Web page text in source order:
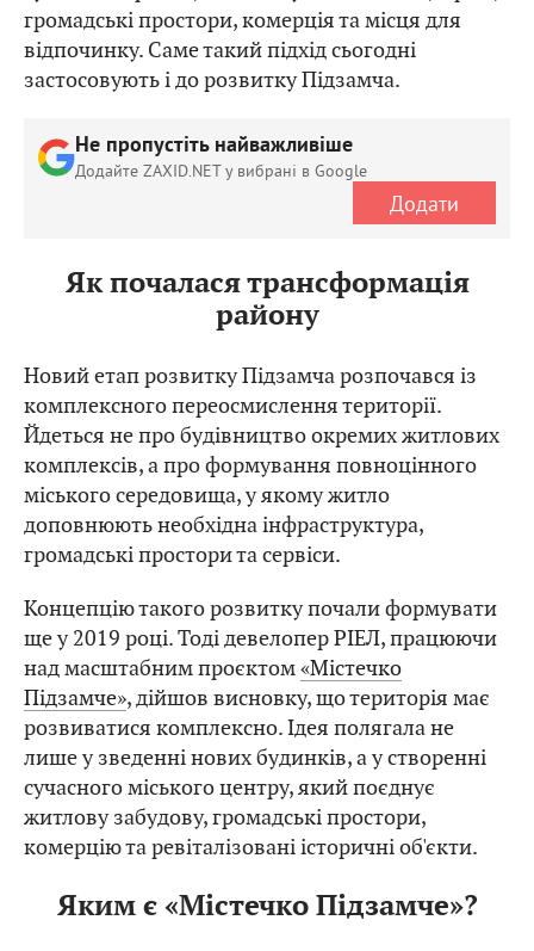
громадські простори, комерція та місця для
відпочинку. Саме такий підхід сьогодні
застосовують і до розвитку Підзамча.
Не пропустіть найважливіше
Додайте ZAXID.NET у вибрані в Google
Додати
Як почалася трансформація
району
Новий етап розвитку Підзамча розпочався із
комплексного переосмислення території.
Йдеться не про будівництво окремих житлових
комплексів, а про формування повноцінного
міського середовища, у якому житло
доповнюють необхідна інфраструктура,
громадські простори та сервіси.
Концепцію такого розвитку почали формувати
ще у 2019 році. Тоді девелопер РІЕЛ, працюючи
над масштабним проєктом«Містечко
Підзамче», дійшов висновку, що територія має
розвиватися комплексно. Ідея полягала не
лише у зведенні нових будинків, а у створенні
сучасного міського центру, який поєднує
житлову забудову, громадські простори,
комерцію та ревіталізовані історичні об'єкти.
Яким є «Містечко Підзамче»?